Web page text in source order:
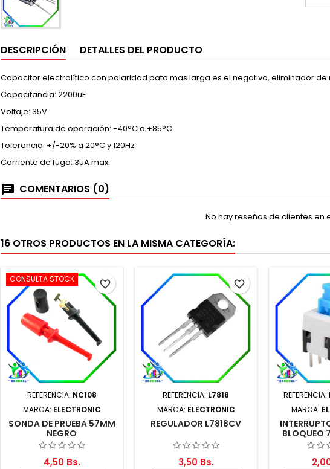
DESCRIPCIÓN DETALLES DEL PRODUCTO
Capacitor electrolítico con polaridad pata mas larga es el negativo, eliminador de
Capacitancia: 2200uF
Voltaje: 35V
Temperatura de operación: -40°C a +85°C
Tolerancia: +/-20% a 20°C y 120Hz
Corriente de fuga: 3uA max.
COMENTARIOS (0)
No hay reseñas de clientes en
16 OTROS PRODUCTOS EN LA MISMA CATEGORÍA:
CONSULTA STOCK
REFERENCIA: NC108
MARCA: ELECTRONIC
SONDA DE PRUEBA 57MM
NEGRO
4,50 Bs.
favorite_border
REFERENCIA: L7818
MARCA: ELECTRONIC
REGULADOR L7818CV
3,50 Bs.
favorite_border
REFERENCIA:
MARCA:
BLOQUEO
OFF